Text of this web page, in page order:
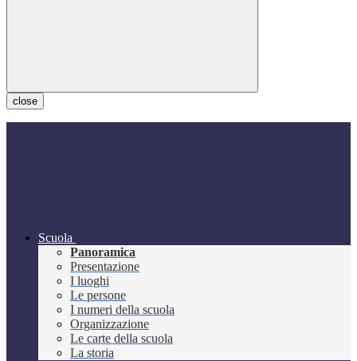
close
Scuola
Panoramica
Presentazione
I luoghi
Le persone
I numeri della scuola
Organizzazione
Le carte della scuola
La storia